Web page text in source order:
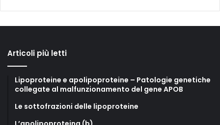
Articoli più letti
Lipoproteine e apolipoproteine – Patologie genetiche
collegate al malfunzionamento del gene APOB
Le sottofrazioni delle lipoproteine